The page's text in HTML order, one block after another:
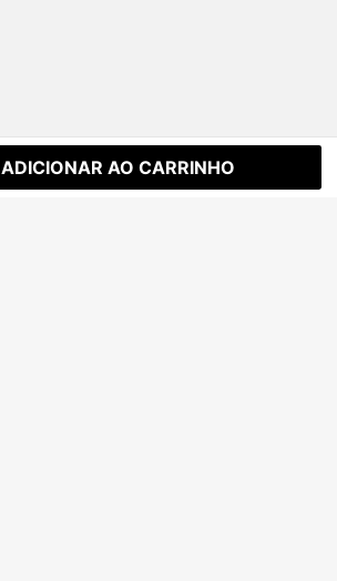
ADICIONAR AO CARRINHO